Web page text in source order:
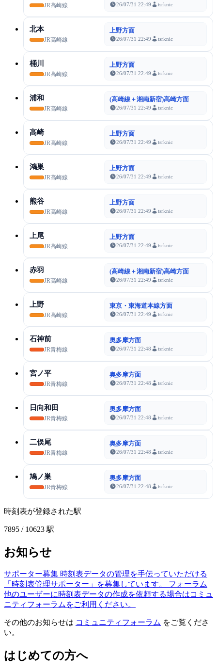
JR高崎線 26/07/31 22:49 tsrknic
北本
JR高崎線
上野方面
26/07/31 22:49 tsrknic
桶川
JR高崎線
上野方面
26/07/31 22:49 tsrknic
浦和
JR高崎線
(高崎線＋湘南新宿)高崎方面
26/07/31 22:49 tsrknic
高崎
JR高崎線
上野方面
26/07/31 22:49 tsrknic
鴻巣
JR高崎線
上野方面
26/07/31 22:49 tsrknic
熊谷
JR高崎線
上野方面
26/07/31 22:49 tsrknic
上尾
JR高崎線
上野方面
26/07/31 22:49 tsrknic
赤羽
JR高崎線
(高崎線＋湘南新宿)高崎方面
26/07/31 22:49 tsrknic
上野
JR高崎線
東京・東海道本線方面
26/07/31 22:49 tsrknic
石神前
JR青梅線
奥多摩方面
26/07/31 22:48 tsrknic
宮ノ平
JR青梅線
奥多摩方面
26/07/31 22:48 tsrknic
日向和田
JR青梅線
奥多摩方面
26/07/31 22:48 tsrknic
二俣尾
JR青梅線
奥多摩方面
26/07/31 22:48 tsrknic
鳩ノ巣
JR青梅線
奥多摩方面
26/07/31 22:48 tsrknic
時刻表が登録された駅
7895 / 10623 駅
お知らせ
サポーター募集 時刻表データの管理を手伝っていただける
「時刻表管理サポーター」を募集しています。
フォーラム
他のユーザーに時刻表データの作成を依頼する場合はコミュ
ニティフォーラムをご利用ください。
その他のお知らせは コミュニティフォーラム をご覧くださ
い。
はじめての方へ